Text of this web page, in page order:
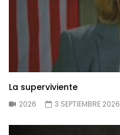
La superviviente
2026 3 SEPTIEMBRE 2026